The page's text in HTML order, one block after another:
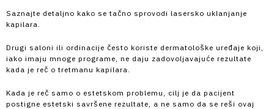
Saznajte detaljno kako se tačno sprovodi lasersko uklanjanje
kapilara.
Drugi saloni ili ordinacije često koriste dermatološke uređaje koji,
iako imaju mnoge programe, ne daju zadovoljavajuće rezultate
kada je reč o tretmanu kapilara.
Kada je reč samo o estetskom problemu, cilj je da pacijent
postigne estetski savršene rezultate, a ne samo da se reši ovaj